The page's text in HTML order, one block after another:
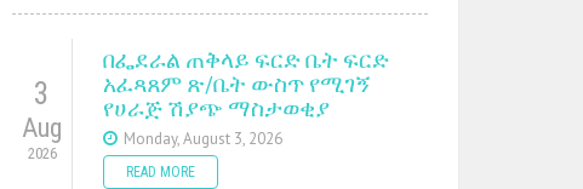
3
Aug
2026
በፌደራል ጠቅላይ ፍርድ ቤት ፍርድ
አፈጻጸም ጽ/ቤት ውስጥ የሚገኝ
የሀራጅ ሽያጭ ማስታወቂያ
Monday, August 3, 2026
READ MORE